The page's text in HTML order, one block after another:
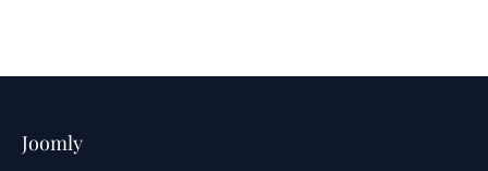
Joomly